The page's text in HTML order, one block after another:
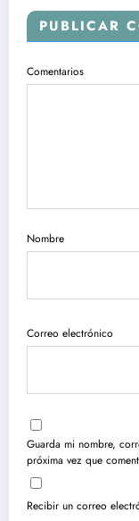
PUBLICAR
Comentarios
Nombre
Correo electrónico
Guarda mi nombre,
próxima vez que
Recibir un correo